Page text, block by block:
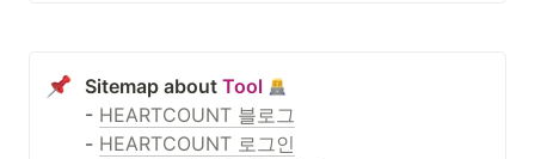
Sitemap about Tool
- HEARTCOUNT 블로그
- HEARTCOUNT 로그인